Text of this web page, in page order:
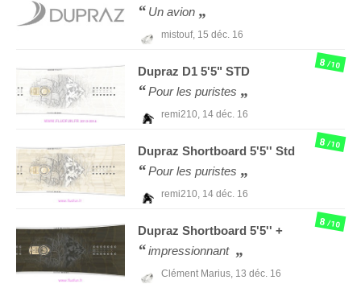
Un avion
mistouf, 15 déc. 16
Dupraz D1 5'5" STD
Pour les puristes
remi210, 14 déc. 16
8/10
Dupraz Shortboard 5'5'' Std
Pour les puristes
remi210, 14 déc. 16
8/10
Dupraz Shortboard 5'5'' +
impressionnant
Clément Marius, 13 déc. 16
8/10